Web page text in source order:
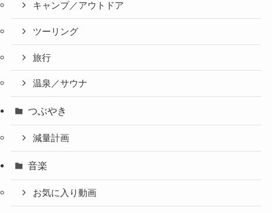
キャンプ／アウトドア
ツーリング
旅行
温泉／サウナ
つぶやき
減量計画
音楽
お気に入り動画